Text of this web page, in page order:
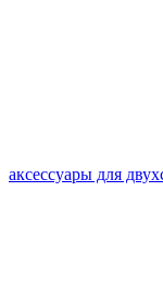
аксессуары для